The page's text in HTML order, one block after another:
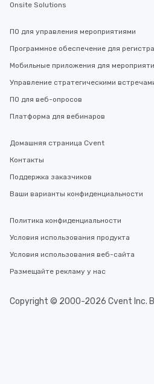
Onsite Solutions
ПО для управления мероприятиями
Программное обеспечение для
Мобильные приложения для
Управление стратегическими
ПО для веб-опросов
Платформа для вебинаров
Домашняя страница Cvent
Контакты
Поддержка заказчиков
Ваши варианты конфиденциальности
Политика конфиденциальности
Условия использования продукта
Условия использования веб-сайта
Размещайте рекламу у нас
Copyright © 2000-2026 Cvent Inc.